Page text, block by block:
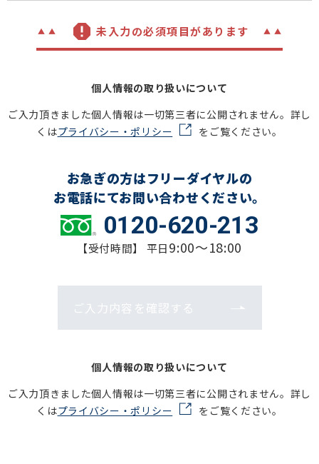
未入力の必須項目があります
個人情報の取り扱いについて
ご入力頂きました個人情報は一切第三者に公開されません。詳し
くはプライバシー・ポリシー をご覧ください。
お急ぎの方はフリーダイヤルの
お電話にてお問い合わせください。
0120-620-213
【受付時間】 平日9:00～18:00
ご入力内容を確認する
個人情報の取り扱いについて
ご入力頂きました個人情報は一切第三者に公開されません。詳し
くはプライバシー・ポリシー をご覧ください。